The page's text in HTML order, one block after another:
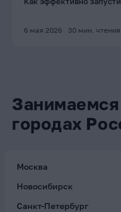
6 мая 2026 30 мин. чтения
Занимаемся
городах
Москва
Новосибирск
Санкт-Петербург